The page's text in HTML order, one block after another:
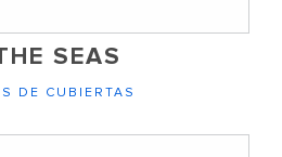
SEAS
DE CUBIERTAS